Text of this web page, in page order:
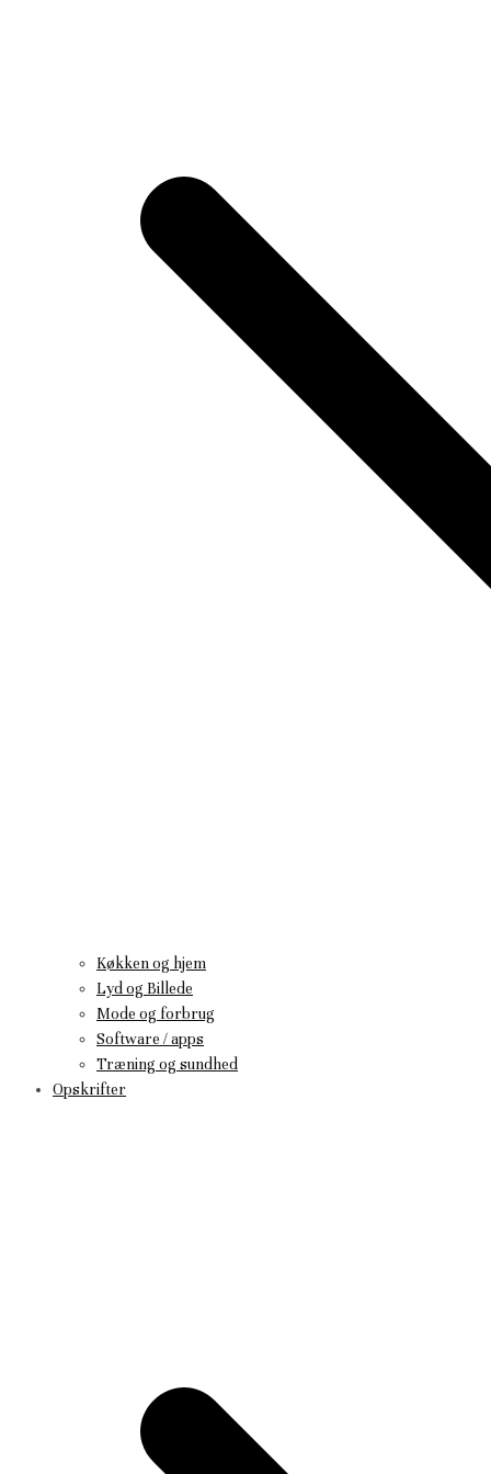
Køkken og hjem
Lyd og Billede
Mode og forbrug
Software / apps
Træning og sundhed
Opskrifter